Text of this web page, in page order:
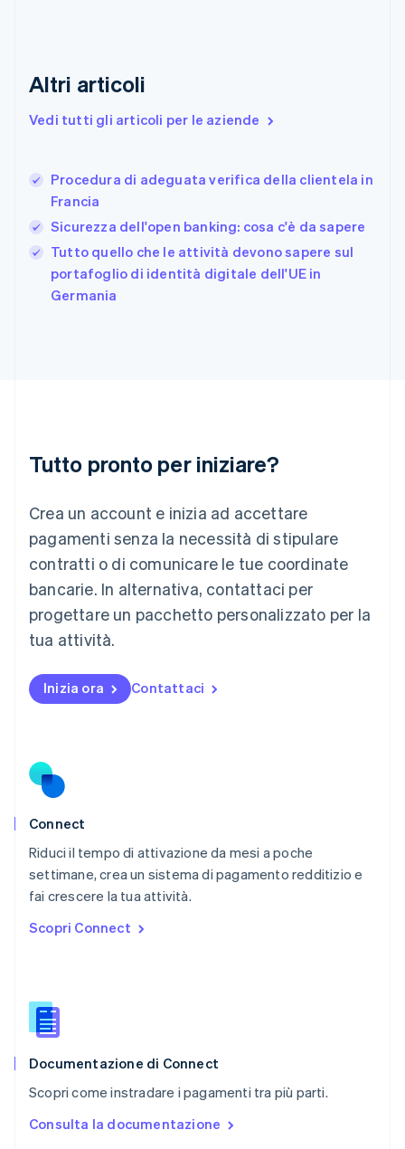
Altri articoli
Vedi tutti gli articoli per le aziende
Procedura di adeguata verifica della clientela in
Francia
Sicurezza dell'open banking: cosa c'è da sapere
Tutto quello che le attività devono sapere sul
portafoglio di identità digitale dell'UE in
Germania
Tutto pronto per iniziare?
Crea un account e inizia ad accettare
pagamenti senza la necessità di stipulare
contratti o di comunicare le tue coordinate
bancarie. In alternativa, contattaci per
progettare un pacchetto personalizzato per la
tua attività.
Inizia ora Contattaci
Connect
Riduci il tempo di attivazione da mesi a poche
settimane, crea un sistema di pagamento redditizio e
fai crescere la tua attività.
Scopri Connect
Documentazione di Connect
Scopri come instradare i pagamenti tra più parti.
Consulta la documentazione
Francia
Germania
日本語English
Gibilterra
Grecia
English
India
Irlanda
English
FrançaisDeutschEnglish
English简体中文
Malta
English
Messico
Español English
Norvegia
Nuova Zelanda
English
Paesi Bassi
Portogallo
Português
RAS di Hong Kong, Cina
Regno Unito
English
Repubblica Ceca
Romania
Slovacchia
English
Slovenia
EnglishItaliano
EspañolEnglish
English Español简体中文